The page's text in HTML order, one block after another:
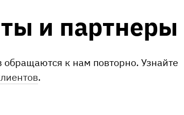
и партнеры
обращаются к нам повторно. Узнайте
.